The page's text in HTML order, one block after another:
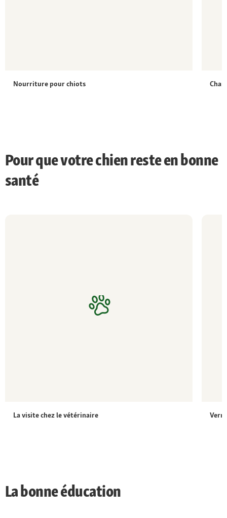
Nourriture pour chiots
Pour que votre chien reste en bonne
santé
La visite chez le vétérinaire
La bonne éducation